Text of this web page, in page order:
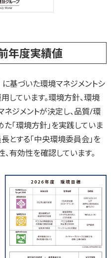
年度実績値
基づいた環境マネジメントシ
しています。環境方針、環境
ネジメントが決定し、品質/環
「環境方針」を実践していま
とする「中央環境委員会」を
有効性を確認しています。